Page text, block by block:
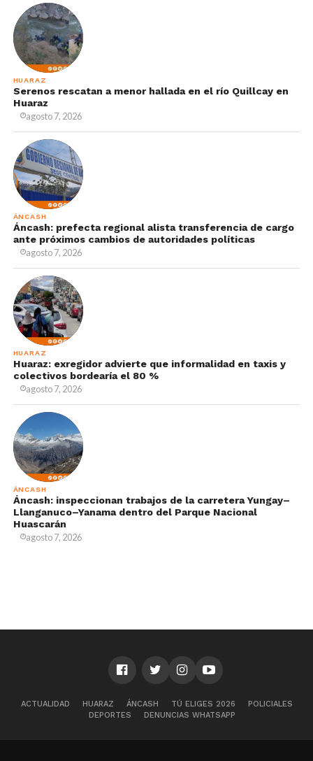
HUARAZ
Serenos rescatan a menor hallada en el río Quillcay en
Huaraz
agosto 7, 2026
ÁNCASH
Áncash: prefecta regional alista transferencia de cargo
ante próximos cambios de autoridades políticas
agosto 7, 2026
HUARAZ
Huaraz: exregidor advierte que informalidad en taxis y
colectivos bordearía el 80 %
agosto 7, 2026
ÁNCASH
Áncash: inspeccionan trabajos de la carretera Yungay–
Llanganuco–Yanama dentro del Parque Nacional
Huascarán
agosto 7, 2026
ACTUALIDAD HUARAZ ÁNCASH TÚ ELIGES 2026
POLICIALES
DEPORTES
DENUNCIAS WHATSAPP